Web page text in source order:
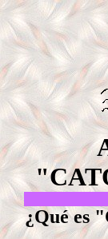
¿Qué es